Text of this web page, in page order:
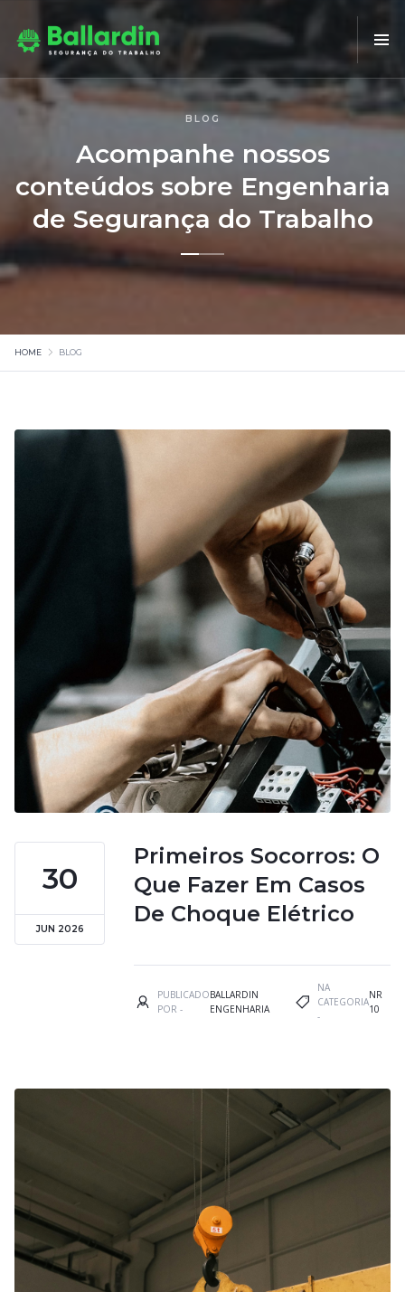
BLOG
Acompanhe nossos
conteúdos sobre Engenharia
de Segurança do Trabalho
HOME BLOG
30
JUN 2026
Primeiros Socorros: O
Que Fazer Em Casos
De Choque Elétrico
PUBLICADO
POR -
BALLARDIN
ENGENHARIA
NA
CATEGORIA
-
NR
10